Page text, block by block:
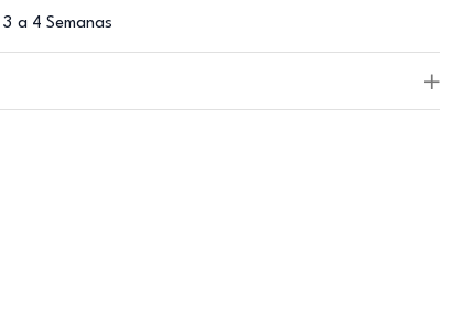
3 a 4 Semanas